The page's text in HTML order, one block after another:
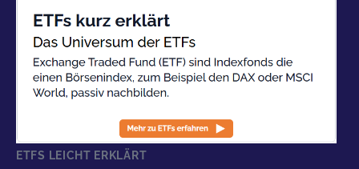
ETFS LEICHT ERKLÄRT